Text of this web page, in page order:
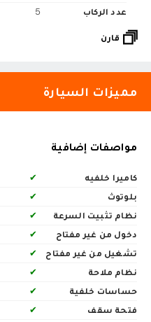
عدد الركاب
5
قارن
مميزات السيارة
مواصفات إضافية
كاميرا خلفيه
✔
بلوتوث
✔
نظام تثبيت السرعة
✔
دخول من غير مفتاح
✔
تشغيل من غير مفتاح
✔
نظام ملاحة
✔
حساسات خلفية
✔
فتحة سقف
✔